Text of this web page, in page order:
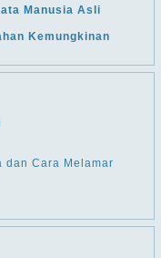
Manusia Asli
Kemungkinan
dan Cara Melamar